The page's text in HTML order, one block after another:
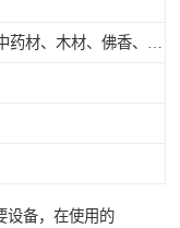
设备，在使用的